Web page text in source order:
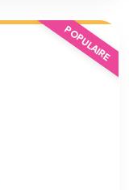
POPULAIRE